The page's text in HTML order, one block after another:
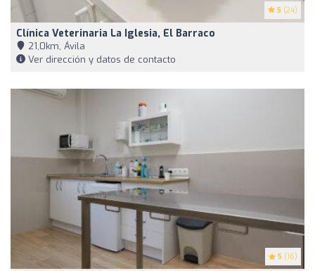
5 (24)
Clínica Veterinaria La Iglesia, El Barraco
21,0km, Ávila
Ver dirección y datos de contacto
5 (16)